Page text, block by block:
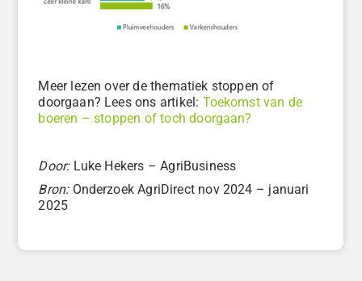
Meer lezen over de thematiek stoppen of
doorgaan? Lees ons artikel: Toekomst van de
boeren – stoppen of toch doorgaan?
Door:Luke Hekers – AgriBusiness
Bron:Onderzoek AgriDirect nov 2024 – januari
2025